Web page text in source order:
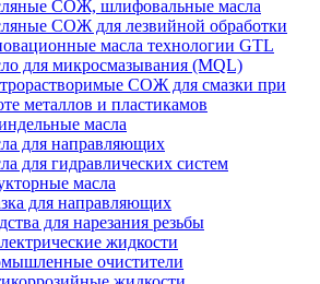
СОЖ, шлифовальные масла
СОЖ для лезвийной обработки
масла технологии GTL
для микросмазывания (MQL)
СОЖ для смазки при
металлов и пластикамов
масла
для направляющих
для гидравлических систем
масла
для направляющих
для нарезания резьбы
жидкости
очистители